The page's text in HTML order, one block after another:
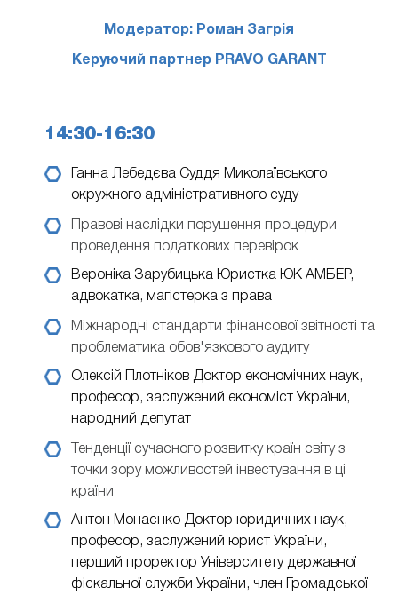
Модератор: Роман Загрія
Керуючий партнер PRAVO GARANT
14:30-16:30
Ганна Лебедєва Суддя Миколаївського
окружного адміністративного суду
Правові наслідки порушення процедури
проведення податкових перевірок
Вероніка Зарубицька Юристка ЮК АМБЕР,
адвокатка, магістерка з права
Міжнародні стандарти фінансової звітності та
проблематика обов'язкового аудиту
Олексій Плотніков Доктор економічних наук,
професор, заслужений економіст України,
народний депутат
Тенденції сучасного розвитку країн світу з
точки зору можливостей інвестування в ці
країни
Антон Монаєнко Доктор юридичних наук,
професор, заслужений юрист України,
перший проректор Університету державної
фіскальної служби України, член Громадської